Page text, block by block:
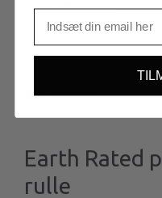
Mere information
BESKRIVELSE
Earth Rated
rulle